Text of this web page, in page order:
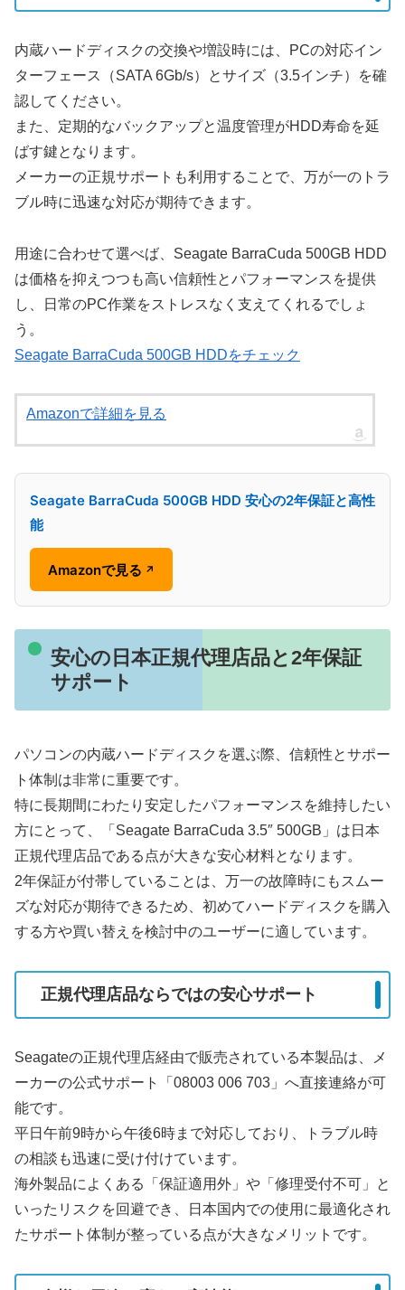
内蔵ハードディスクの交換や増設時には、PCの対応イン
ターフェース（SATA 6Gb/s）とサイズ（3.5インチ）を確
認してください。
また、定期的なバックアップと温度管理がHDD寿命を延
ばす鍵となります。
メーカーの正規サポートも利用することで、万が一のトラ
ブル時に迅速な対応が期待できます。
用途に合わせて選べば、Seagate BarraCuda 500GB HDD
は価格を抑えつつも高い信頼性とパフォーマンスを提供
し、日常のPC作業をストレスなく支えてくれるでしょ
う。
Seagate BarraCuda 500GB HDDをチェック
Amazonで詳細を見る
Seagate BarraCuda 500GB HDD 安心の2年保証と高性
能
Amazonで見る ↗
安心の日本正規代理店品と2年保証
サポート
パソコンの内蔵ハードディスクを選ぶ際、信頼性とサポー
ト体制は非常に重要です。
特に長期間にわたり安定したパフォーマンスを維持したい
方にとって、「Seagate BarraCuda 3.5″ 500GB」は日本
正規代理店品である点が大きな安心材料となります。
2年保証が付帯していることは、万一の故障時にもスムー
ズな対応が期待できるため、初めてハードディスクを購入
する方や買い替えを検討中のユーザーに適しています。
正規代理店品ならではの安心サポート
Seagateの正規代理店経由で販売されている本製品は、メ
ーカーの公式サポート「08003 006 703」へ直接連絡が可
能です。
平日午前9時から午後6時まで対応しており、トラブル時
の相談も迅速に受け付けています。
海外製品によくある「保証適用外」や「修理受付不可」と
いったリスクを回避でき、日本国内での使用に最適化され
たサポート体制が整っている点が大きなメリットです。